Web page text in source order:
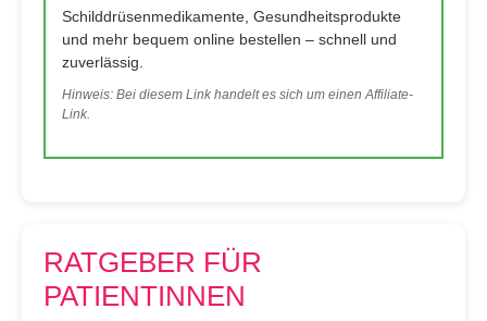
Schilddrüsenmedikamente, Gesundheitsprodukte
und mehr bequem online bestellen – schnell und
zuverlässig.
Hinweis: Bei diesem Link handelt es sich um einen Affiliate-
Link.
RATGEBER FÜR
PATIENTINNEN